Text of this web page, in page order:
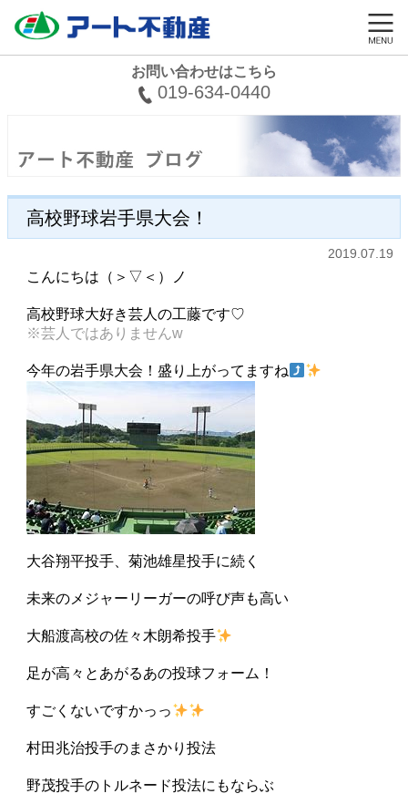
お問い合わせはこちら
019-634-0440
高校野球岩手県大会！
2019.07.19
こんにちは（＞▽＜）ノ
高校野球大好き芸人の工藤です♡
※芸人ではありませんw
今年の岩手県大会！盛り上がってますね
大谷翔平投手、菊池雄星投手に続く
未来のメジャーリーガーの呼び声も高い
大船渡高校の佐々木朗希投手
足が高々とあがるあの投球フォーム！
すごくないですかっっ
村田兆治投手のまさかり投法
野茂投手のトルネード投法にもならぶ